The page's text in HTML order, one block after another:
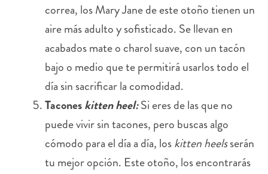
correa, los Mary Jane de este otoño tienen un
aire más adulto y sofisticado. Se llevan en
acabados mate o charol suave, con un tacón
bajo o medio que te permitirá usarlos todo el
día sin sacrificar la comodidad.
Taconeskitten heel:Si eres de las que no
puede vivir sin tacones, pero buscas algo
cómodo para el día a día, loskitten heelsserán
tu mejor opción. Este otoño, los encontrarás